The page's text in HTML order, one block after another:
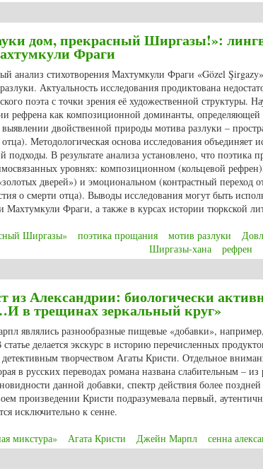
дом, прекрасный Ширгазы!»:
Фраги
анализ стихотворения Махтумкули Фраги «Gözel
Актуальность исследования продиктована
поэта с точки зрения её художественной структуры.
рефрена как композиционной доминанты,
двойственной природы мотива разлуки –
Методологическая основа исследования объединяет
В результате анализа установлено, что поэтика
уровнях: композиционном (кольцевой
дверей») и эмоциональном (контрастный переход
о смерти отца). Выводы исследования могут быть
Махтумкули Фраги, а также в курсах истории тюркской
Ширгазы» поэтика прощания мотив разлуки
Ширгазы-хана
рефрен
из Александрии: биологически
в трещинах зеркальный круг»
являлись разнообразные пищевые «добавки»,
делается экскурс в историю перечисленных
творчеством Агаты Кристи. Отдельное
в русских переводах романа названа слабительным –
данной добавки, спектр действия более
произведении Кристи подразумевала первый,
исключительно к сенне.
микстура» Агата Кристи Джейн Марпл сенна